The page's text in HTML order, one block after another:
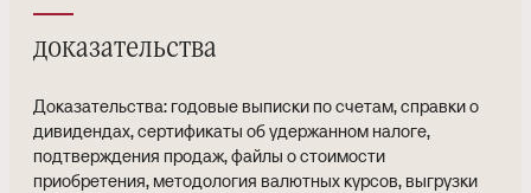
доказательства
Доказательства: годовые выписки по счетам, справки о
дивидендах, сертификаты об удержанном налоге,
подтверждения продаж, файлы о стоимости
приобретения, методология валютных курсов, выгрузки